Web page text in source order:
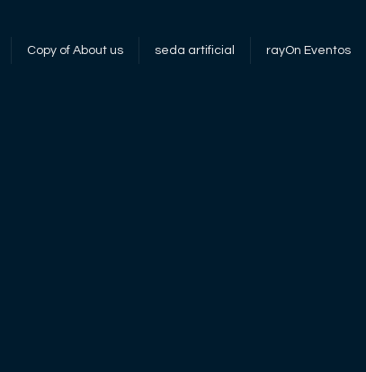
Copy of About us seda artificial rayOn Eventos